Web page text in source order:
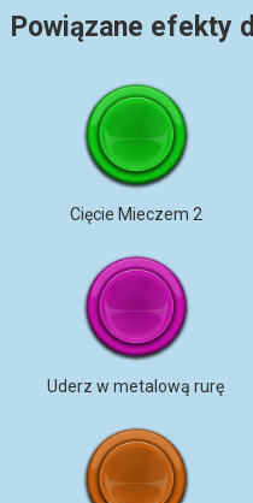
Powiązane efekty
Cięcie Mieczem 2
Uderz w metalową rurę